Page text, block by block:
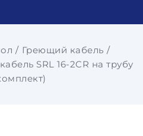
Греющий кабель
SRL 16-2CR на трубу